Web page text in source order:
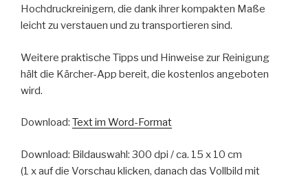
Hochdruckreinigern, die dank ihrer kompakten Maße
leicht zu verstauen und zu transportieren sind.
Weitere praktische Tipps und Hinweise zur Reinigung
hält die Kärcher-App bereit, die kostenlos angeboten
wird.
Download: Text im Word-Format
Download: Bildauswahl: 300 dpi / ca. 15 x 10 cm
(1 x auf die Vorschau klicken, danach das Vollbild mit